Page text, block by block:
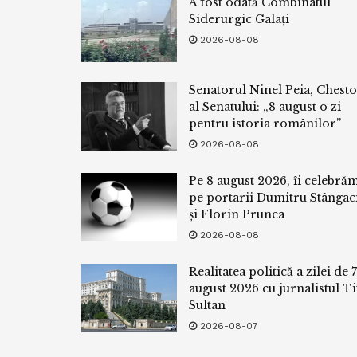
Siderurgic Galați
2026-08-08
Senatorul Ninel Peia,
al Senatului: „8 august o zi
pentru istoria românilor”
2026-08-08
Pe 8 august 2026, îi
pe portarii Dumitru
și Florin Prunea
2026-08-08
Realitatea politică a zilei de 7
august 2026 cu jurnalistul
Sultan
2026-08-07